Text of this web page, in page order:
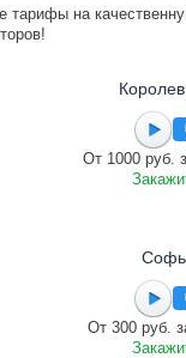
на
От 1000 руб.
От 300 руб.